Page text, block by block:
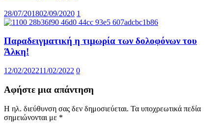
28/07/201802/09/2020 1
Παραδειγματική η τιμωρία των δολοφόνων του
Άλκη!
12/02/202211/02/2022 0
Αφήστε μια απάντηση
Η ηλ. διεύθυνση σας δεν δημοσιεύεται. Τα υποχρεωτικά πεδία
σημειώνονται με *